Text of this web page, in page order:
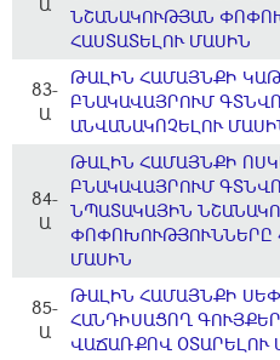
ՆՇԱՆԱԿՈՒԹՅԱՆ
ՀԱՍՏԱՏԵԼՈՒ ՄԱՍԻՆ
83-
Ա
ԹԱԼԻՆ ՀԱՄԱՅՆՔԻ
ԲՆԱԿԱՎԱՅՐՈՒՄ
ԱՆՎԱՆԱԿՈՉԵԼՈՒ
84-
Ա
ԹԱԼԻՆ ՀԱՄԱՅՆՔԻ
ԲՆԱԿԱՎԱՅՐՈՒՄ
ՆՊԱՏԱԿԱՅԻՆ
ՓՈՓՈԽՈՒԹՅՈՒՆՆԵՐԸ
ՄԱՍԻՆ
85-
Ա
ԹԱԼԻՆ ՀԱՄԱՅՆՔԻ
ՀԱՆԴԻՍԱՑՈՂ
ՎԱՃԱՌՔՈՎ ՕՏԱՐԵԼՈՒ